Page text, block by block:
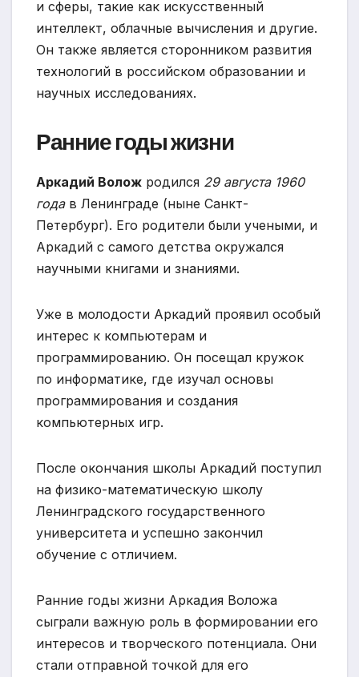
и сферы, такие как искусственный
интеллект, облачные вычисления и другие.
Он также является сторонником развития
технологий в российском образовании и
научных исследованиях.
Ранние годы жизни
Аркадий Волож родился 29 августа 1960
годав Ленинграде (ныне Санкт-
Петербург). Его родители были учеными, и
Аркадий с самого детства окружался
научными книгами и знаниями.
Уже в молодости Аркадий проявил особый
интерес к компьютерам и
программированию. Он посещал кружок
по информатике, где изучал основы
программирования и создания
компьютерных игр.
После окончания школы Аркадий поступил
на физико-математическую школу
Ленинградского государственного
университета и успешно закончил
обучение с отличием.
Ранние годы жизни Аркадия Воложа
сыграли важную роль в формировании его
интересов и творческого потенциала. Они
стали отправной точкой для его